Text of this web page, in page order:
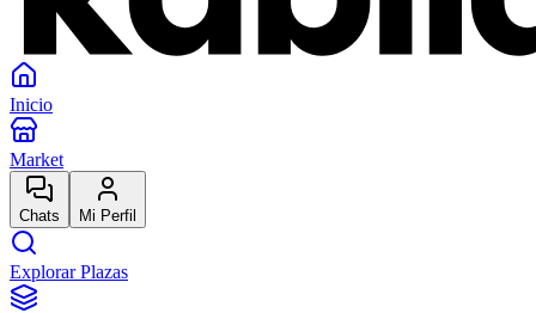
Inicio
Market
Chats Mi Perfil
Explorar Plazas